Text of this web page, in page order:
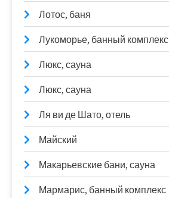
Лотос, баня
Лукоморье, банный комплекс
Люкс, сауна
Люкс, сауна
Ля ви де Шато, отель
Майский
Макарьевские бани, сауна
Мармарис, банный комплекс